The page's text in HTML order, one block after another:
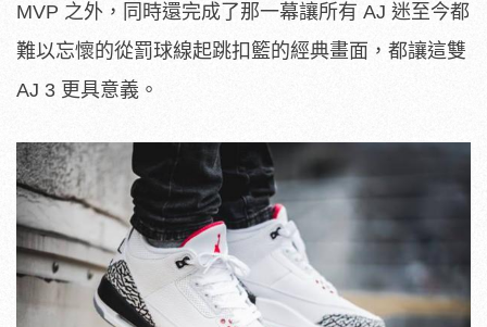
MVP 之外，同時還完成了那一幕讓所有 AJ 迷至今都
難以忘懷的從罰球線起跳扣籃的經典畫面，都讓這雙
AJ 3 更具意義。